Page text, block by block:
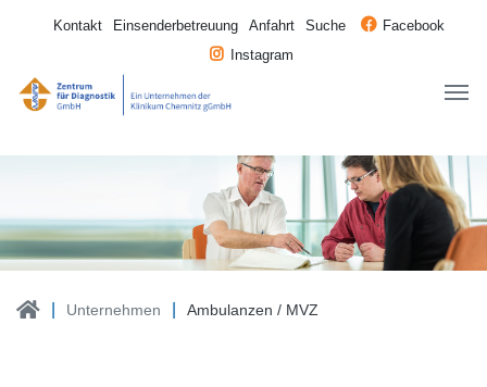
Kontakt Einsenderbetreuung Anfahrt Suche
Facebook
Instagram
Unternehmen Ambulanzen / MVZ